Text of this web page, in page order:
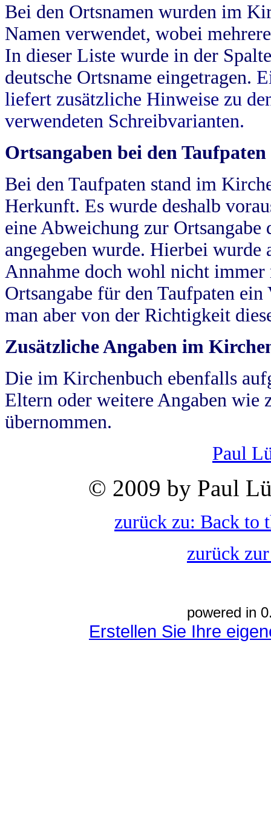
Bei den Ortsnamen wurden im
Namen verwendet, wobei
In dieser Liste wurde in der
deutsche Ortsname eingetragen.
liefert zusätzliche Hinweise zu
verwendeten Schreibvarianten.
Ortsangaben bei den Taufpaten
Bei den Taufpaten stand im
Herkunft. Es wurde deshalb
eine Abweichung zur
angegeben wurde. Hierbei wurde
Annahme doch wohl nicht
Ortsangabe für den Taufpaten
man aber von der Richtigkeit
Zusätzliche Angaben im
Die im Kirchenbuch ebenfalls
Eltern oder weitere Angaben wie
übernommen.
Paul
© 2009 by Paul
zurück zu: Back to
zurück
powered in
Erstellen Sie Ihre